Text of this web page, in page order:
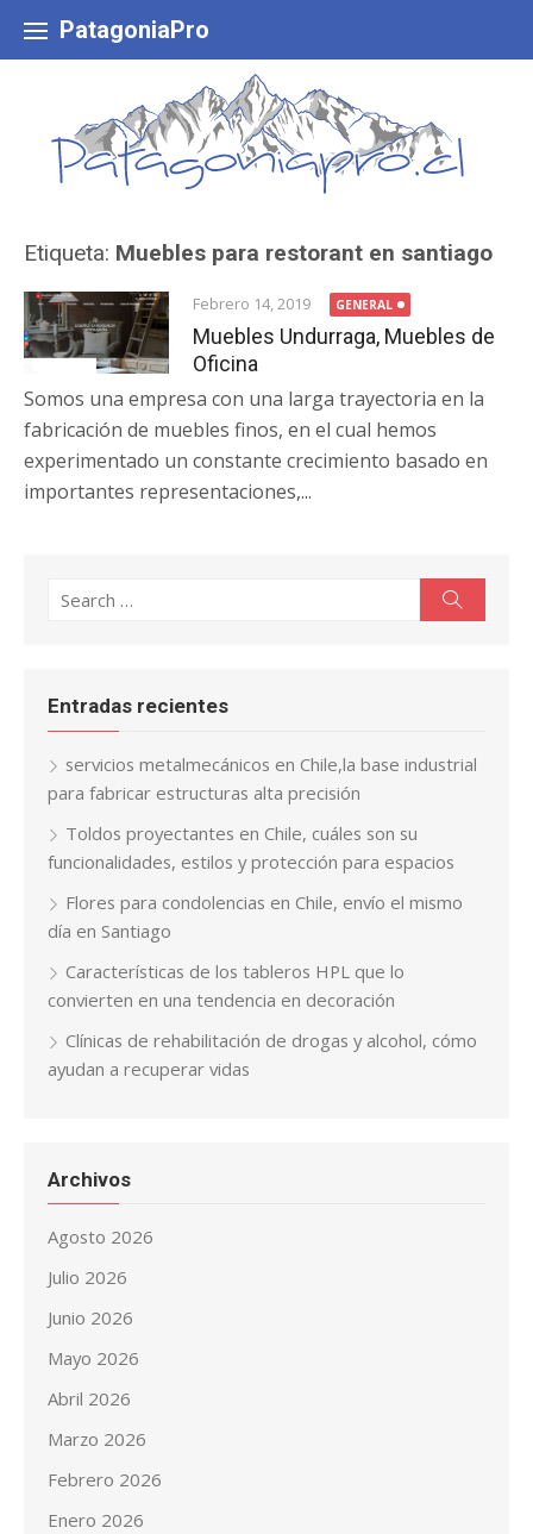
content
PatagoniaPro
Etiqueta: Muebles para restorant en santiago
Febrero 14, 2019 GENERAL
Muebles Undurraga, Muebles de
Oficina
Somos una empresa con una larga trayectoria en la
fabricación de muebles finos, en el cual hemos
experimentado un constante crecimiento basado en
importantes representaciones,...
for:
Entradas recientes
servicios metalmecánicos en Chile,la base industrial
para fabricar estructuras alta precisión
Toldos proyectantes en Chile, cuáles son su
funcionalidades, estilos y protección para espacios
Flores para condolencias en Chile, envío el mismo
día en Santiago
Características de los tableros HPL que lo
convierten en una tendencia en decoración
Clínicas de rehabilitación de drogas y alcohol, cómo
ayudan a recuperar vidas
Archivos
Agosto 2026
Julio 2026
Junio 2026
Mayo 2026
Abril 2026
Marzo 2026
Febrero 2026
Enero 2026